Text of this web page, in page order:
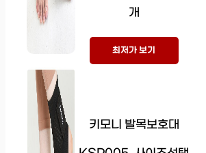
개
최저가 보기
키모니 발목보호대